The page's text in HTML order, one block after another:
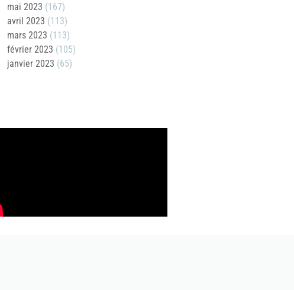
mai 2023 (167)
avril 2023 (113)
mars 2023 (113)
février 2023 (105)
janvier 2023 (65)